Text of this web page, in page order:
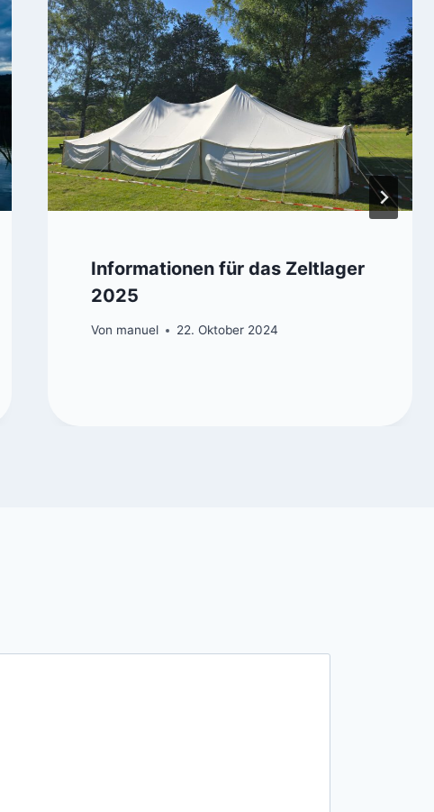
Informationen für das Zeltlager
2025
Von manuel 22. Oktober 2024